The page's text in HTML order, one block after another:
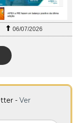
06/07/2026
- Ver